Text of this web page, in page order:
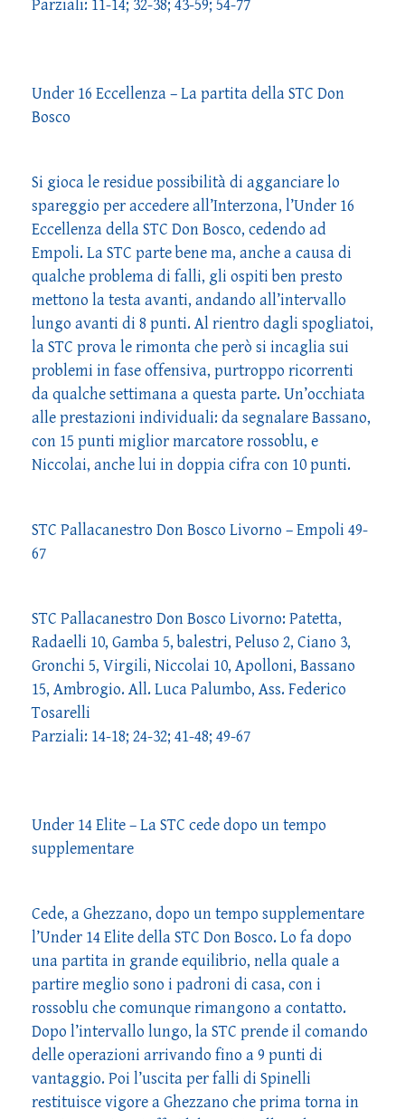
Parziali: 11-14; 32-38; 43-59; 54-77
Under 16 Eccellenza – La partita della STC Don
Bosco
Si gioca le residue possibilità di agganciare lo
spareggio per accedere all’Interzona, l’Under 16
Eccellenza della STC Don Bosco, cedendo ad
Empoli. La STC parte bene ma, anche a causa di
qualche problema di falli, gli ospiti ben presto
mettono la testa avanti, andando all’intervallo
lungo avanti di 8 punti. Al rientro dagli spogliatoi,
la STC prova le rimonta che però si incaglia sui
problemi in fase offensiva, purtroppo ricorrenti
da qualche settimana a questa parte. Un’occhiata
alle prestazioni individuali: da segnalare Bassano,
con 15 punti miglior marcatore rossoblu, e
Niccolai, anche lui in doppia cifra con 10 punti.
STC Pallacanestro Don Bosco Livorno – Empoli 49-
67
STC Pallacanestro Don Bosco Livorno: Patetta,
Radaelli 10, Gamba 5, balestri, Peluso 2, Ciano 3,
Gronchi 5, Virgili, Niccolai 10, Apolloni, Bassano
15, Ambrogio. All. Luca Palumbo, Ass. Federico
Tosarelli
Parziali: 14-18; 24-32; 41-48; 49-67
Under 14 Elite – La STC cede dopo un tempo
supplementare
Cede, a Ghezzano, dopo un tempo supplementare
l’Under 14 Elite della STC Don Bosco. Lo fa dopo
una partita in grande equilibrio, nella quale a
partire meglio sono i padroni di casa, con i
rossoblu che comunque rimangono a contatto.
Dopo l’intervallo lungo, la STC prende il comando
delle operazioni arrivando fino a 9 punti di
vantaggio. Poi l’uscita per falli di Spinelli
restituisce vigore a Ghezzano che prima torna in